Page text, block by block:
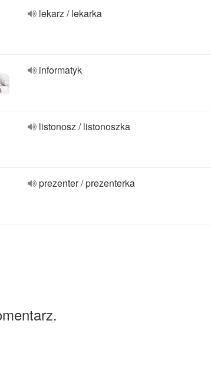
lekarz / lekarka
informatyk
listonosz / listonoszka
prezenter / prezenterka